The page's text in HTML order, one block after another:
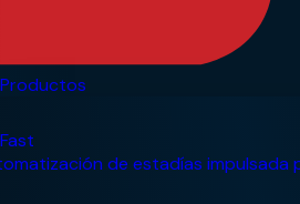
Productos